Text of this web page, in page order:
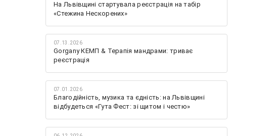
На Львівщині стартувала реєстрація на табір
«Стежина Нескорених»
07.13.2026
Gorgany КЕМП & Терапія мандрами: триває
реєстрація
07.01.2026
Благодійність, музика та єдність: на Львівщині
відбудеться «Гута Фест: зі щитом і честю»